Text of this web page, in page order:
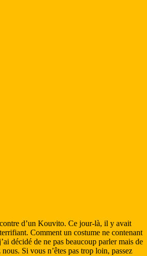
d’un Kouvito. Ce jour-là, il y avait
Comment un costume ne contenant
décidé de ne pas beaucoup parler mais de
Si vous n’êtes pas trop loin, passez